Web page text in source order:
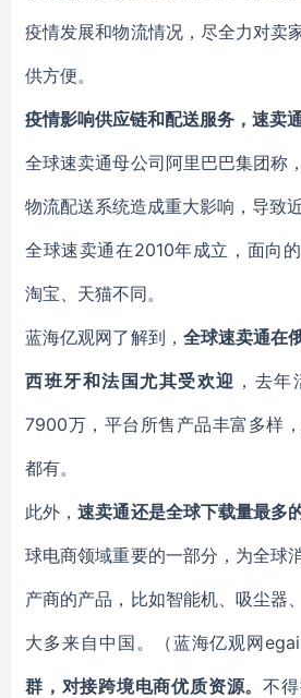
疫情发展和物流情况，尽全力对卖
供方便。
疫情影响供应链和配送服务，速卖
全球速卖通母公司阿里巴巴集团称
物流配送系统造成重大影响，导致
全球速卖通在2010年成立，面向
淘宝、天猫不同。
蓝海亿观网了解到， 全球速卖通在
西班牙和法国尤其受欢迎 ，去
7900万，平台所售产品丰富多样
都有。
此外，速卖通还是全球下载量最多
球电商领域重要的一部分，为全球
产商的产品，比如智能机、吸尘器
大多来自中国。（蓝海亿观网
群，对接跨境电商优质资源。不